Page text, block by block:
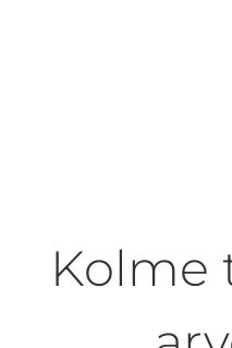
Kolme